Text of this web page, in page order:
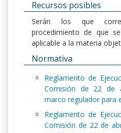
Recursos posibles
Serán los que
procedimiento de que
aplicable a la materia
Normativa
Reglamento de
Comisión de 22 de
marco regulador para
Reglamento de
Comisión de 22 de